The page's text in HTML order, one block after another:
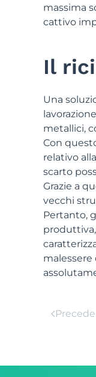
massima
cattivo
Il
Una
metallici,
Con
relativo
scarto
Grazie a
vecchi
Pertanto,